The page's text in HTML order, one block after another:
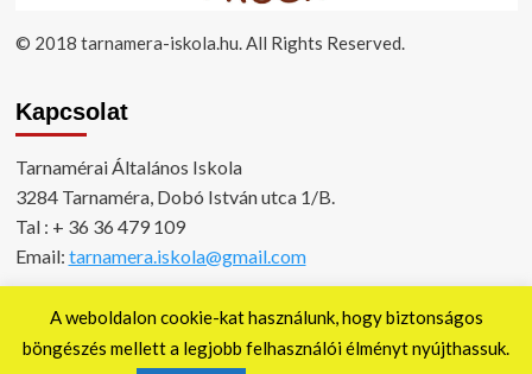
© 2018 tarnamera-iskola.hu. All Rights Reserved.
Kapcsolat
Tarnamérai Általános Iskola
3284 Tarnaméra, Dobó István utca 1/B.
Tal : + 36 36 479 109
Email: tarnamera.iskola@gmail.com
Copyright © All rights reserved.|CoverNewsby AF
A weboldalon cookie-kat használunk, hogy biztonságos
böngészés mellett a legjobb felhasználói élményt nyújthassuk.